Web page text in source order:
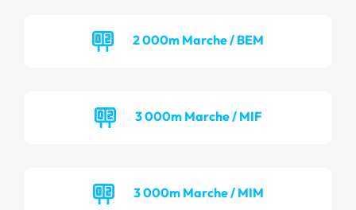
2 000m Marche / BEM
3 000m Marche / MIF
3 000m Marche / MIM